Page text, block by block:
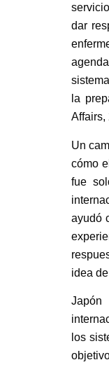
dar
la
Affairs,
Un
cómo
fue
ayudó
idea
Japón
los